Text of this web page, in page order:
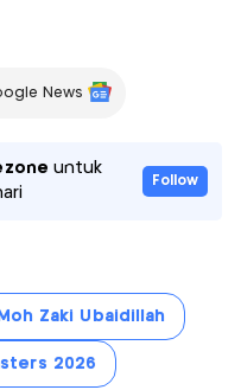
News
untuk
Follow
Moh Zaki Ubaidillah
2026